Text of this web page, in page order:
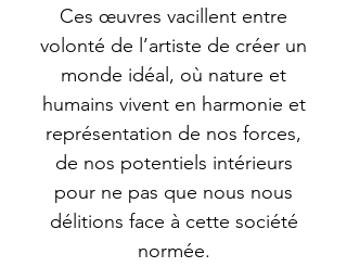
Ces œuvres vacillent entre
volonté de l’artiste de créer un
monde idéal, où nature et
humains vivent en harmonie et
représentation de nos forces,
de nos potentiels intérieurs
pour ne pas que nous nous
délitions face à cette société
normée.